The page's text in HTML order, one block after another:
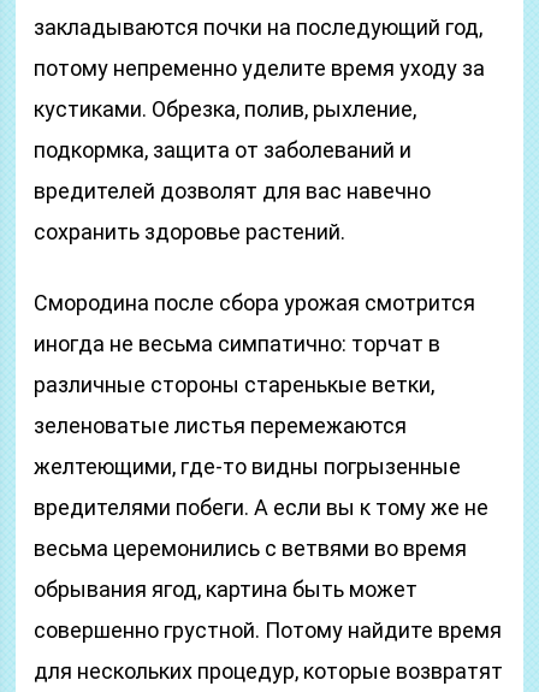
закладываются почки на последующий год,
потому непременно уделите время уходу за
кустиками. Обрезка, полив, рыхление,
подкормка, защита от заболеваний и
вредителей дозволят для вас навечно
сохранить здоровье растений.
Смородина после сбора урожая смотрится
иногда не весьма симпатично: торчат в
различные стороны старенькые ветки,
зеленоватые листья перемежаются
желтеющими, где-то видны погрызенные
вредителями побеги. А если вы к тому же не
весьма церемонились с ветвями во время
обрывания ягод, картина быть может
совершенно грустной. Потому найдите время
для нескольких процедур, которые возвратят